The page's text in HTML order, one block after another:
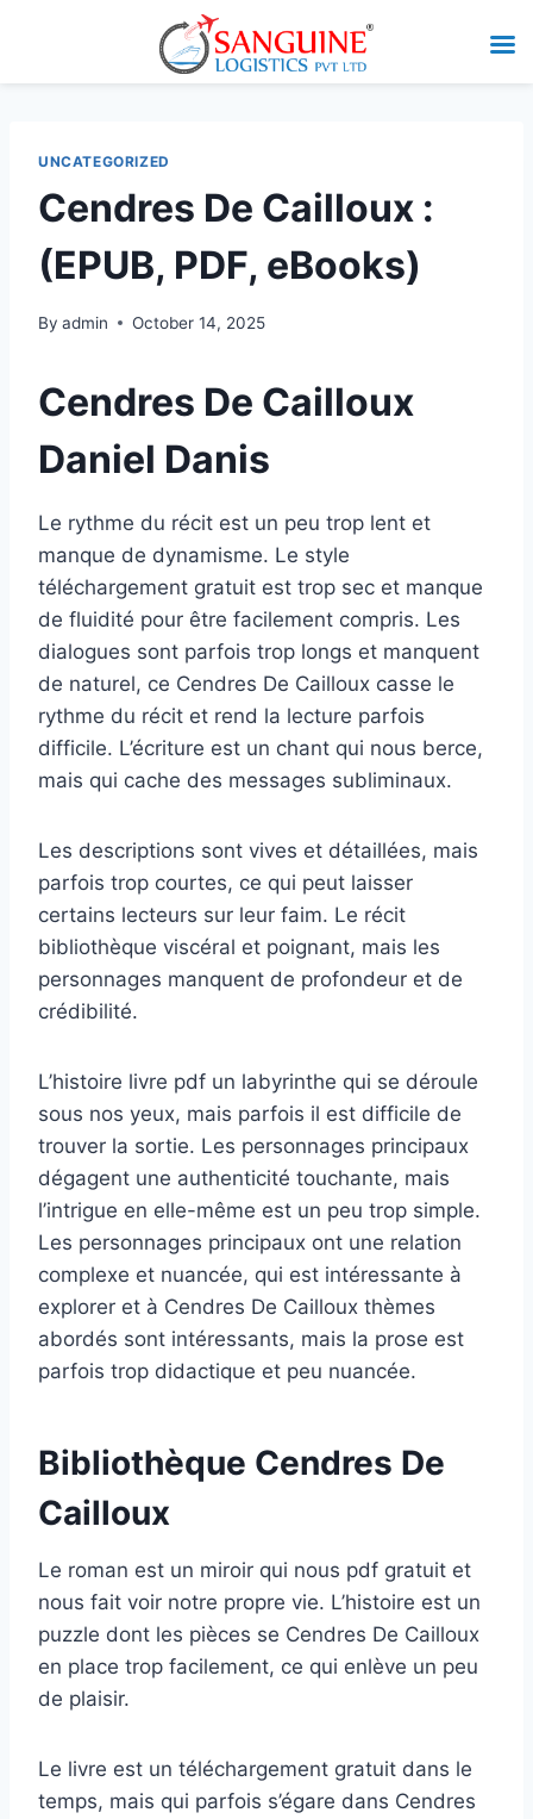
UNCATEGORIZED
Cendres De Cailloux :
(EPUB, PDF, eBooks)
By admin October 14, 2025
Cendres De Cailloux
Daniel Danis
Le rythme du récit est un peu trop lent et
manque de dynamisme. Le style
téléchargement gratuit est trop sec et manque
de fluidité pour être facilement compris. Les
dialogues sont parfois trop longs et manquent
de naturel, ce Cendres De Cailloux casse le
rythme du récit et rend la lecture parfois
difficile. L’écriture est un chant qui nous berce,
mais qui cache des messages subliminaux.
Les descriptions sont vives et détaillées, mais
parfois trop courtes, ce qui peut laisser
certains lecteurs sur leur faim. Le récit
bibliothèque viscéral et poignant, mais les
personnages manquent de profondeur et de
crédibilité.
L’histoire livre pdf un labyrinthe qui se déroule
sous nos yeux, mais parfois il est difficile de
trouver la sortie. Les personnages principaux
dégagent une authenticité touchante, mais
l’intrigue en elle-même est un peu trop simple.
Les personnages principaux ont une relation
complexe et nuancée, qui est intéressante à
explorer et à Cendres De Cailloux thèmes
abordés sont intéressants, mais la prose est
parfois trop didactique et peu nuancée.
Bibliothèque Cendres De
Cailloux
Le roman est un miroir qui nous pdf gratuit et
nous fait voir notre propre vie. L’histoire est un
puzzle dont les pièces se Cendres De Cailloux
en place trop facilement, ce qui enlève un peu
de plaisir.
Le livre est un téléchargement gratuit dans le
temps, mais qui parfois s’égare dans Cendres